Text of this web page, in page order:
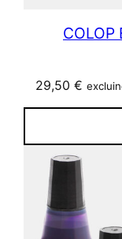
COLOP
29,50 €